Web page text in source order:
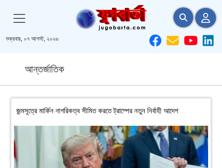
শুক্রবার, ০৭ আগস্ট, ২০২৬
আন্তর্জাতিক
জন্মসূত্রে মার্কিন নাগরিকত্ব সীমিত করতে ট্রাম্পের নতুন নির্বাহী আদেশ